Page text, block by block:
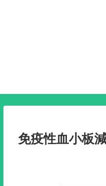
免疫性血小板